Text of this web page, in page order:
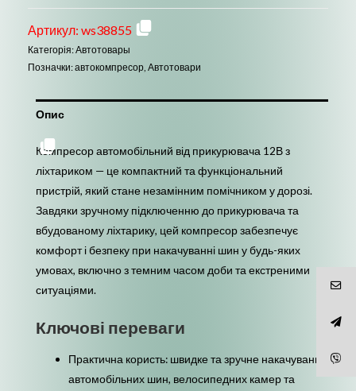
прикурювача
з
ліхтариком
накачування
кількість
Артикул: ws38855
Категорія:Автотовары
Позначки:автокомпресор, Автотовари
Опис
Компресор автомобільний від прикурювача 12В з
ліхтариком — це компактний та функціональний
пристрій, який стане незамінним помічником у дорозі.
Завдяки зручному підключенню до прикурювача та
вбудованому ліхтарику, цей компресор забезпечує
комфорт і безпеку при накачуванні шин у будь-яких
умовах, включно з темним часом доби та екстреними
ситуаціями.
Ключові переваги
Практична користь: швидке та зручне накачування
автомобільних шин, велосипедних камер та